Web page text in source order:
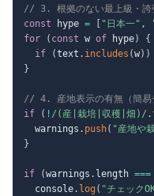
// 3. 根拠のない最上級・誇
const hype = "日本一" ,
for
( const w of hype)
{
if
(text . includes (w) )
}
// 4. 産地表示の有無（簡易
if
( ! / (産|栽培|収穫|畑) / .
  warnings
. push( "産地や
}
if (warnings . length ===
  console
. log ( "チェック